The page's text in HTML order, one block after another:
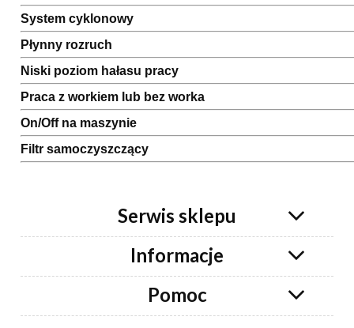
System cyklonowy
Płynny rozruch
Niski poziom hałasu pracy
Praca z workiem lub bez worka
On/Off na maszynie
Filtr samoczyszczący
Serwis sklepu
Informacje
Pomoc